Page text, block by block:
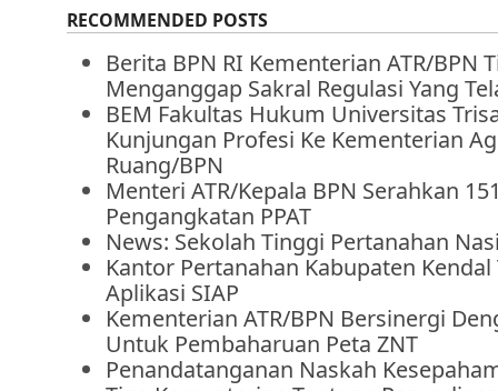
RECOMMENDED POSTS
Berita BPN RI Kementerian ATR/BPN
Menganggap Sakral Regulasi Yang
BEM Fakultas Hukum Universitas
Kunjungan Profesi Ke Kementerian
Ruang/BPN
Menteri ATR/Kepala BPN Serahkan
Pengangkatan PPAT
News: Sekolah Tinggi Pertanahan
Kantor Pertanahan Kabupaten Kendal
Aplikasi SIAP
Kementerian ATR/BPN Bersinergi
Untuk Pembaharuan Peta ZNT
Penandatanganan Naskah